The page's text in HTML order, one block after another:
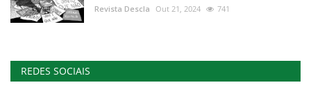
Revista Descla Out 21, 2024 741
REDES SOCIAIS